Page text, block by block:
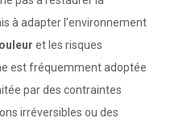
à adapter l’environnement
et les risques
est fréquemment adoptée
par des contraintes
irréversibles ou des